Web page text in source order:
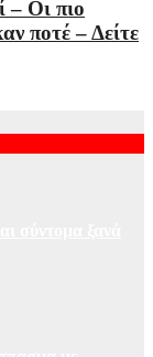
– Οι πιο
ποτέ – Δείτε